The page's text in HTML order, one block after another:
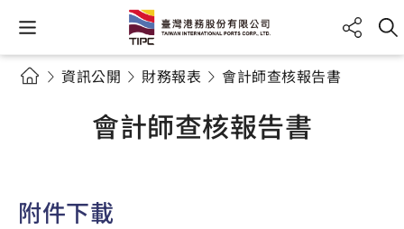
資訊公開 財務報表 會計師查核報告書
會計師查核報告書
附件下載